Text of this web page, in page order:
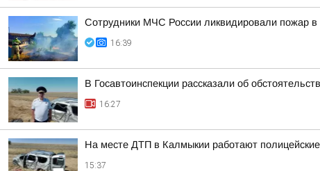
Сотрудники МЧС России ликвидировали пожар
16:39
В Госавтоинспекции рассказали об
16:27
На месте ДТП в Калмыкии работают
15:37